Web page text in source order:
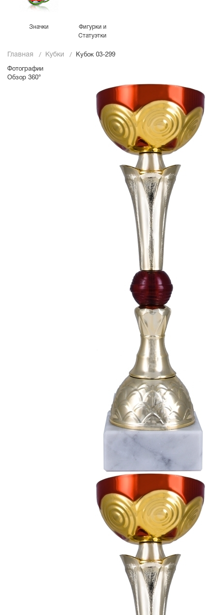
Значки
Фигурки и
Статуэтки
Главная Кубки Кубок 03-299
Фотографии
Обзор 360°